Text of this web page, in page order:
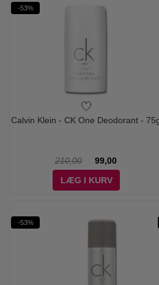
-53%
Calvin Klein - CK One Deodorant -
210,00
99,00
LÆG I KURV
-53%